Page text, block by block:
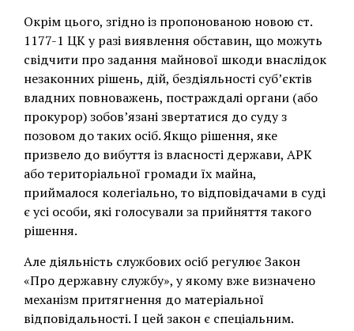
Окрім цього, згідно із пропонованою новою ст.
1177-1 ЦК у разі виявлення обставин, що можуть
свідчити про задання майнової шкоди внаслідок
незаконних рішень, дій, бездіяльності субʼєктів
владних повноважень, постраждалі органи (або
прокурор) зобов’язані звертатися до суду з
позовом до таких осіб. Якщо рішення, яке
призвело до вибуття із власності держави, АРК
або територіальної громади їх майна,
приймалося колегіально, то відповідачами в суді
є усі особи, які голосували за прийняття такого
рішення.
Але діяльність службових осіб регулює Закон
«Про державну службу», у якому вже визначено
механізм притягнення до матеріальної
відповідальності. І цей закон є спеціальним.